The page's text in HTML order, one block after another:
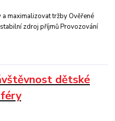
a maximalizovat tržby Ověřené
zdroj příjmů Provozování
dětské